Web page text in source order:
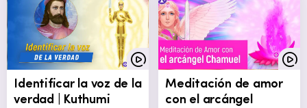
Identificar la voz de la
verdad | Kuthumi
Meditación de amor
con el arcángel